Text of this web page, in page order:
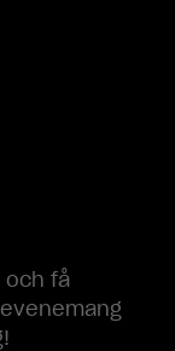
och få